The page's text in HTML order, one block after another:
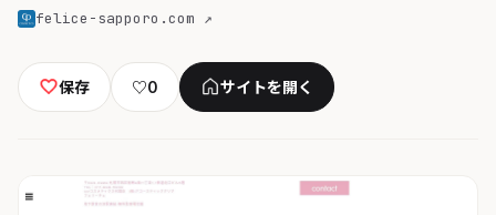
felice-sapporo.com ↗
保存 ♡0 サイトを開く